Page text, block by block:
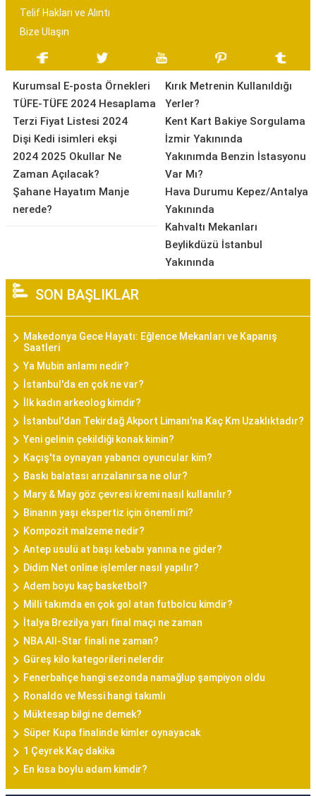
Telif Hakları ve Alıntı
Bize Ulaşın
Kurumsal E-posta Örnekleri
TÜFE-TÜFE 2024 Hesaplama
Terzi Fiyat Listesi 2024
Dişi Kedi isimleri ekşi
2024 2025 Okullar Ne
Zaman Açılacak?
Şahane Hayatım Manje
nerede?
Kırık Metrenin Kullanıldığı
Yerler?
Kent Kart Bakiye Sorgulama
İzmir Yakınında
Yakınımda Benzin İstasyonu
Var Mı?
Hava Durumu Kepez/Antalya
Yakınında
Kahvaltı Mekanları
Beylikdüzü İstanbul
Yakınında
SON BAŞLIKLAR
Makedonya Gece Hayatı: Eğlence Mekanları ve Kapanış
Saatleri
Ya Mubin anlamı nedir?
İstanbul'da en çok ne var?
İlk kadın arkeolog kimdir?
İstanbul'dan Tekirdağ Akport Limanı'na Kaç Km Uzaklıktadır?
Yeni gelinin çekildiği konak kimin?
Kaçış'ta oynayan yabancı oyuncular kim?
Baskı balatası arızalanırsa ne olur?
Mary & May göz çevresi kremi nasıl kullanılır?
Binanın yaşı ekspertiz için önemli mi?
Kompozit malzeme nedir?
Antep usulü at başı kebabı yanına ne gider?
Didim Net online işlemler nasıl yapılır?
Adem boyu kaç basketbol?
Milli takımda en çok gol atan futbolcu kimdir?
İtalya Brezilya yarı final maçı ne zaman
NBA All-Star finali ne zaman?
Güreş kilo kategorileri nelerdir
Fenerbahçe hangi sezonda namağlup şampiyon oldu
Ronaldo ve Messi hangi takımlı
Müktesap bilgi ne demek?
Süper Kupa finalinde kimler oynayacak
1 Çeyrek Kaç dakika
En kısa boylu adam kimdir?